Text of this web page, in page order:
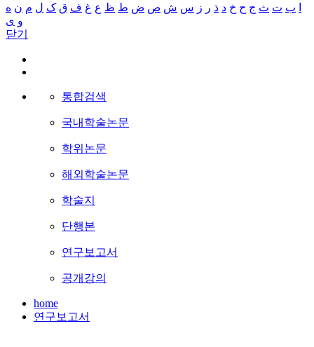
ب ت ث ج ح خ د ذ ر ز س ش ص ض ط ظ ع غ ف ق ک ل م ن ه
و ی
닫기
통합검색
국내학술논문
학위논문
해외학술논문
학술지
단행본
연구보고서
공개강의
home
연구보고서